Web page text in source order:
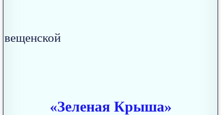
«Зеленая Крыша»